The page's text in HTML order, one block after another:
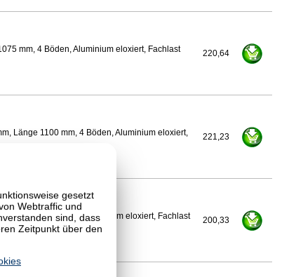
mm, 4 Böden, Aluminium eloxiert, Fachlast
220,64
Länge 1100 mm, 4 Böden, Aluminium eloxiert,
221,23
1100 mm, 4 Böden, Aluminium eloxiert, Fachlast
200,33
gesetzt
Webtraffic und
sind, dass
Zeitpunkt über den